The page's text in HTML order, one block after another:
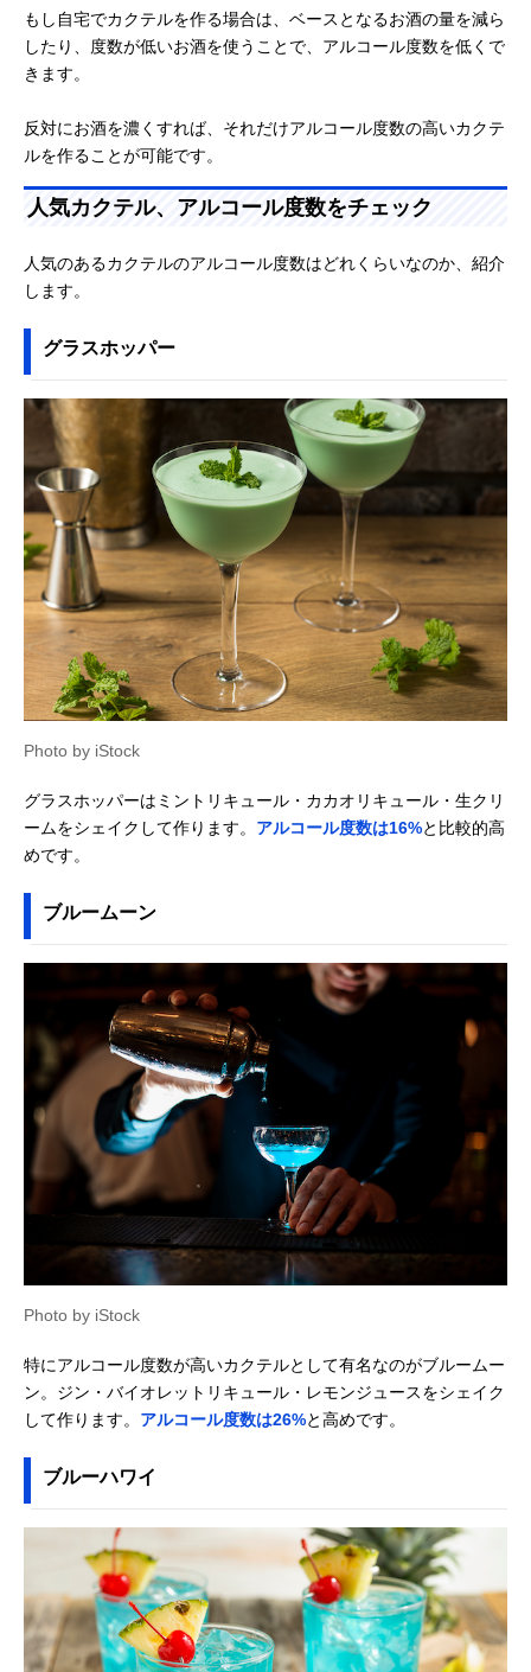
もし自宅でカクテルを作る場合は、ベースとなるお酒の量を減ら
したり、度数が低いお酒を使うことで、アルコール度数を低くで
きます。
反対にお酒を濃くすれば、それだけアルコール度数の高いカクテ
ルを作ることが可能です。
人気カクテル、アルコール度数をチェック
人気のあるカクテルのアルコール度数はどれくらいなのか、紹介
します。
グラスホッパー
Photo by iStock
グラスホッパーはミントリキュール・カカオリキュール・生クリ
ームをシェイクして作ります。 アルコール度数は16%と比較的高
めです。
ブルームーン
Photo by iStock
特にアルコール度数が高いカクテルとして有名なのがブルームー
ン。ジン・バイオレットリキュール・レモンジュースをシェイク
して作ります。 アルコール度数は26%と高めです。
ブルーハワイ